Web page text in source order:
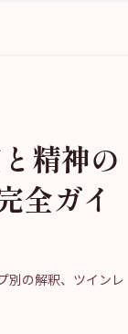
精神の
全ガイ
別の解釈、ツインレ